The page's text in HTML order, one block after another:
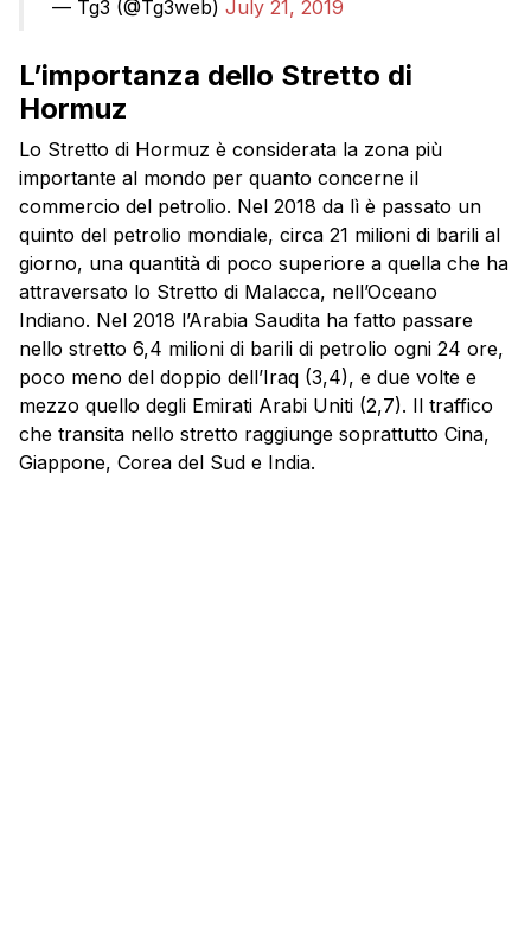
— Tg3 (@Tg3web) July 21, 2019
L’importanza dello Stretto di
Hormuz
Lo Stretto di Hormuz è considerata la zona più
importante al mondo per quanto concerne il
commercio del petrolio. Nel 2018 da lì è passato un
quinto del petrolio mondiale, circa 21 milioni di barili al
giorno, una quantità di poco superiore a quella che ha
attraversato lo Stretto di Malacca, nell’Oceano
Indiano. Nel 2018 l’Arabia Saudita ha fatto passare
nello stretto 6,4 milioni di barili di petrolio ogni 24 ore,
poco meno del doppio dell’Iraq (3,4), e due volte e
mezzo quello degli Emirati Arabi Uniti (2,7). Il traffico
che transita nello stretto raggiunge soprattutto Cina,
Giappone, Corea del Sud e India.